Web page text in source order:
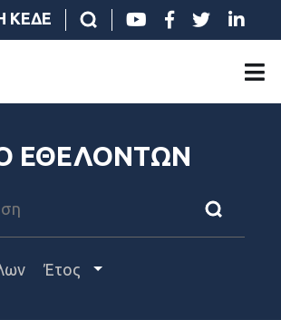
ΚΕΔΕ
ΕΘΕΛΟΝΤΩΝ
Έτος